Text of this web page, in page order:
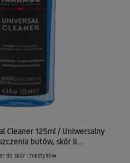
Cleaner 125ml / Uniwersalny
butów, skór li...
do skór i tekstyliów